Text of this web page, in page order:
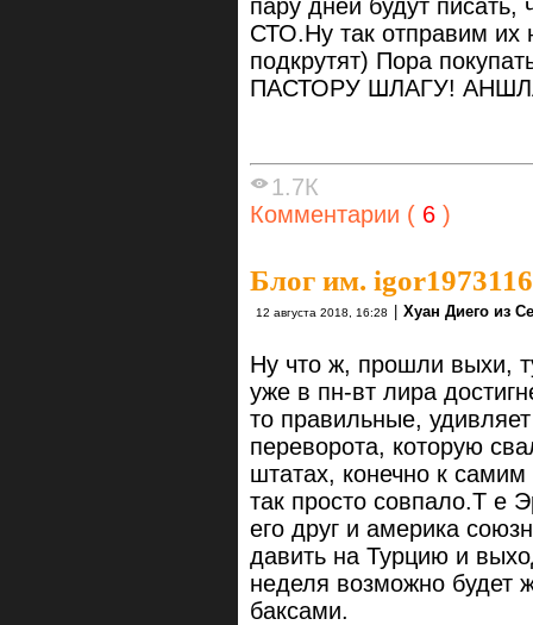
пару дней будут писать,
СТО.Ну так отправим
подкрутят) Пора
ПАСТОРУ ШЛАГУ!
1.7К
Комментарии ( 6 )
Блог им. igor1973116
12 августа 2018, 16:28 | Хуан Диего из
Ну что ж, прошли выхи,
уже в пн-вт лира
то правильные,
переворота, которую
штатах, конечно к
так просто совпало.Т е
его друг и америка
давить на Турцию и
неделя возможно будет
баксами.